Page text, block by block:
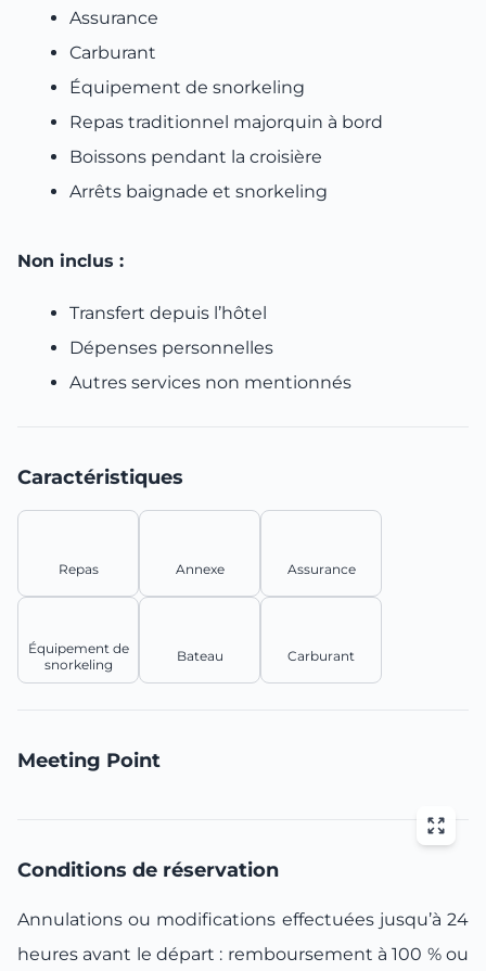
We also share information about your use of our site with
our social media, advertising and analytics partners who
provided to them or that they’ve collected from your use
of their services.
Consent
Preferences
Assurance
Carburant
Équipement de snorkeling
Repas traditionnel majorquin à bord
Boissons pendant la croisière
Arrêts baignade et snorkeling
Non inclus :
Transfert depuis l’hôtel
Dépenses personnelles
Autres services non mentionnés
Caractéristiques
Repas Annexe Assurance
Équipement de
snorkeling
Bateau Carburant
Meeting Point
Conditions de réservation
Annulations ou modifications effectuées jusqu’à 24
heures avant le départ : remboursement à 100 % ou